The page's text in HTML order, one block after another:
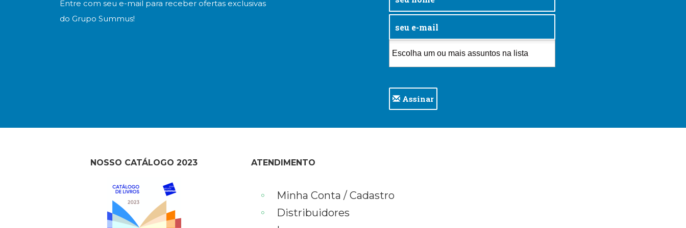
Entre com seu e-mail para receber ofertas exclusivas
do Grupo Summus!
Assinar
NOSSO CATÁLOGO 2023 ATENDIMENTO
Minha Conta / Cadastro
Distribuidores